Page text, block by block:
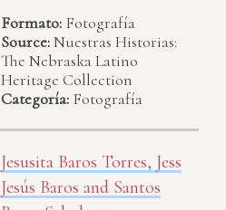
Formato: Fotografía
Source:Nuestras Historias:
The Nebraska Latino
Heritage Collection
Categoría: Fotografía
Jesusita Baros Torres, Jess
Jesús Baros and Santos